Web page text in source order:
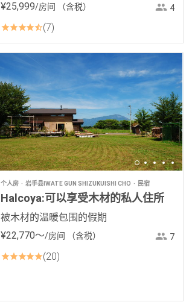
¥25,999/房间 （含税） 4
7
个人房 岩手县IWATE GUN SHIZUKUISHI CHO 民宿
Halcoya:可以享受木材的私人住所
被木材的温暖包围的假期
¥22,770〜/房间 （含税） 7
20